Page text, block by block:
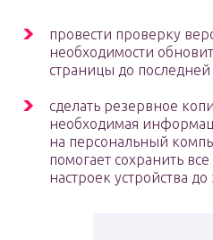
провести проверку
необходимости
страницы до
сделать резервное
необходимая
на персональный
помогает сохранить
настроек устройства